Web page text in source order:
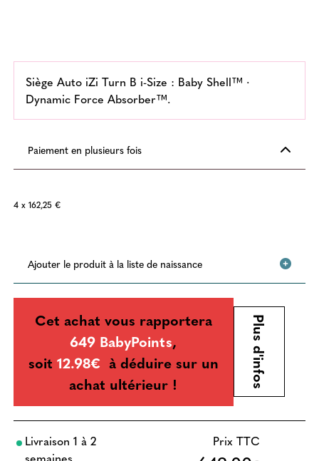
Siège Auto iZi Turn B i-Size : Baby Shell™ ·
Dynamic Force Absorber™.
Paiement en plusieurs fois
4 x 162,25 €
Ajouter le produit à la liste de naissance
Cet achat vous rapportera
649 BabyPoints,
soit 12.98€ à déduire sur un
achat ultérieur !
Plus d'infos
Livraison 1 à 2
semaines
Prix TTC